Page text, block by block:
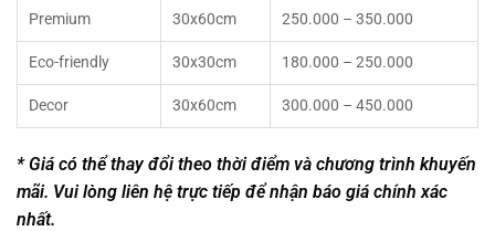
Premium 30x60cm 250.000 – 350.000
Eco-friendly 30x30cm 180.000 – 250.000
Decor 30x60cm 300.000 – 450.000
* Giá có thể thay đổi theo thời điểm và chương trình khuyến
mãi. Vui lòng liên hệ trực tiếp để nhận báo giá chính xác
nhất.